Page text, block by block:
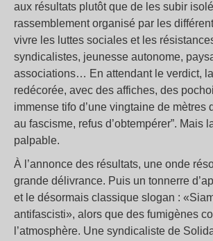
aux résultats plutôt que de les subir
rassemblement organisé par les
vivre les luttes sociales et les
syndicalistes, jeunesse autonome,
associations… En attendant le verdict,
redécorée, avec des affiches, des
immense tifo d’une vingtaine de mètres
au fascisme, refus d’obtempérer”. Mais
palpable.
À l’annonce des résultats, une onde
grande délivrance. Puis un tonnerre
et le désormais classique slogan :
antifascisti», alors que des fumigènes
l’atmosphère. Une syndicaliste de